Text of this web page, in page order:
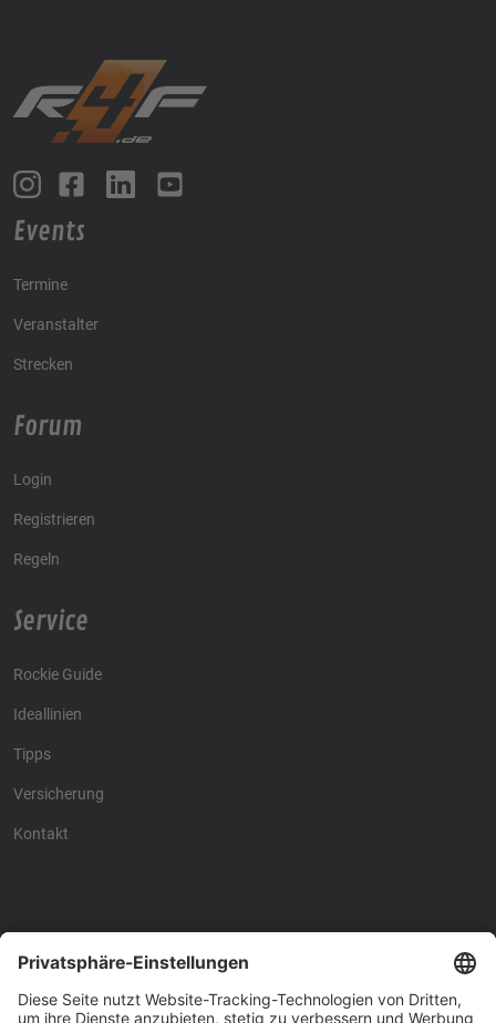
Events
Termine
Veranstalter
Strecken
Forum
Login
Registrieren
Regeln
Service
Rockie Guide
Ideallinien
Tipps
Versicherung
Kontakt